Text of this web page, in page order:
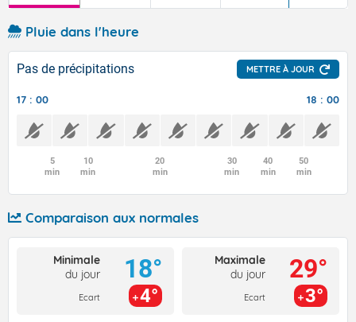
Pluie dans l'heure
Pas de précipitations METTRE À JOUR
17 : 00 18 : 00
5
min
10
min
20
min
30
min
40
min
50
min
Comparaison aux normales
Minimale
du jour
Ecart
18°
4°
Maximale
du jour
Ecart
29°
3°